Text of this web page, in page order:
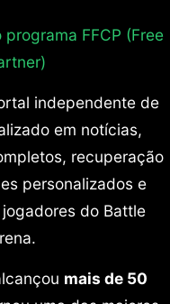
programa FFCP (Free
independente de
em notícias,
recuperação
personalizados e
do Battle
mais de 50